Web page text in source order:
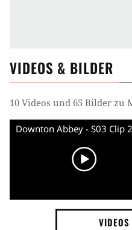
VIDEOS & BILDER
10 Videos und 65 Bilder zu
VIDEOS